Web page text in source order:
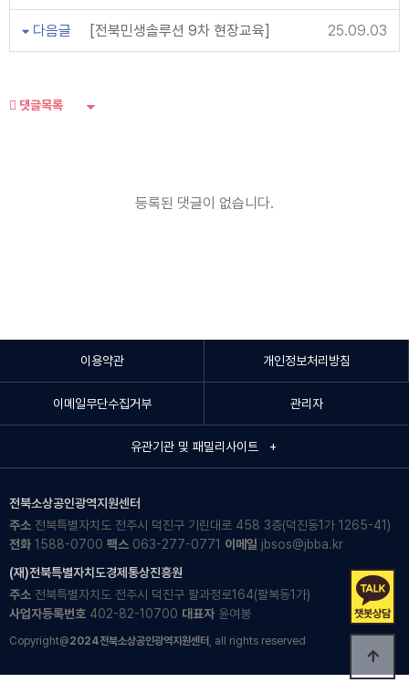
다음글 [전북민생솔루션 9차 현장교육] 25.09.03
댓글목록
등록된 댓글이 없습니다.
이용약관 개인정보처리방침
이메일무단수집거부 관리자
유관기관 및 패밀리사이트 +
전북소상공인광역지원센터
주소 전북특별자치도 전주시 덕진구 기린대로 458 3층(덕진동1가 1265-41)
전화 1588-0700 팩스 063-277-0771 이메일 jbsos@jbba.kr
(재)전북특별자치도경제통상진흥원
주소 전북특별자치도 전주시 덕진구 팔과정로164(팔복동1가)
사업자등록번호 402-82-10700 대표자 윤여봉
Copyright@2024전북소상공인광역지원센터 , all rights reserved